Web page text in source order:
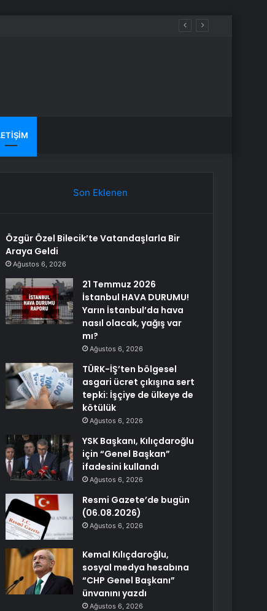
var mı?
Son Eklenen
Özgür Özel Bilecik’te Vatandaşlarla Bir
Araya Geldi
Ağustos 6, 2026
21 Temmuz 2026
İstanbul HAVA DURUMU!
Yarın İstanbul’da hava
nasıl olacak, yağış var
mı?
Ağustos 6, 2026
TÜRK-İŞ’ten bölgesel
asgari ücret çıkışına sert
tepki: İşçiye de ülkeye de
kötülük
Ağustos 6, 2026
YSK Başkanı, Kılıçdaroğlu
için “Genel Başkan”
ifadesini kullandı
Ağustos 6, 2026
Resmi Gazete’de bugün
(06.08.2026)
Ağustos 6, 2026
Kemal Kılıçdaroğlu,
sosyal medya hesabına
“CHP Genel Başkanı”
ünvanını yazdı
Ağustos 6, 2026